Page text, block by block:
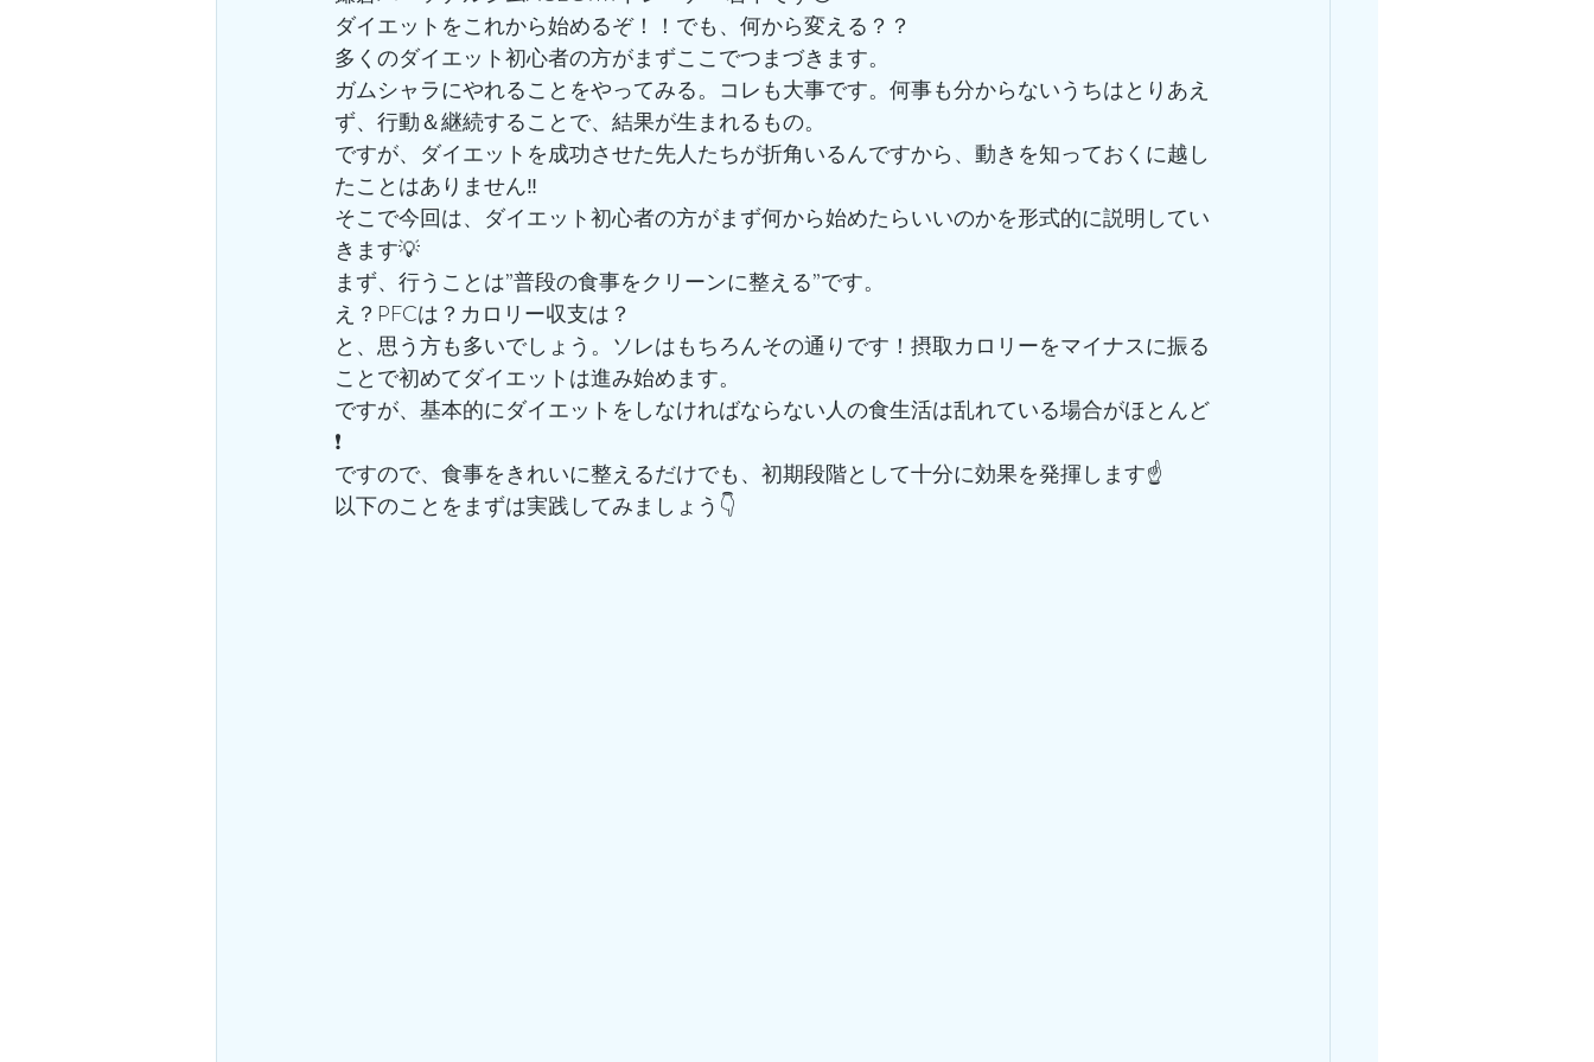
ダイエットをこれから始めるぞ！！でも、何から変える？？
多くのダイエット初心者の方がまずここでつまづきます。
ガムシャラにやれることをやってみる。コレも大事です。何事も分からないうちはとりあえ
ず、行動＆継続することで、結果が生まれるもの。
ですが、ダイエットを成功させた先人たちが折角いるんですから、動きを知っておくに越し
たことはありません‼️
そこで今回は、ダイエット初心者の方がまず何から始めたらいいのかを形式的に説明してい
きます💡
まず、行うことは”普段の食事をクリーンに整える”です。
え？PFCは？カロリー収支は？
と、思う方も多いでしょう。ソレはもちろんその通りです！摂取カロリーをマイナスに振る
ことで初めてダイエットは進み始めます。
ですが、基本的にダイエットをしなければならない人の食生活は乱れている場合がほとんど
❗️
ですので、食事をきれいに整えるだけでも、初期段階として十分に効果を発揮します☝️
以下のことをまずは実践してみましょう👇